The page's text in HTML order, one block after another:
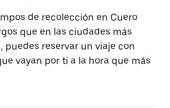
de recolección en Cuero
que en las ciudades más
puedes reservar un viaje con
vayan por ti a la hora que más